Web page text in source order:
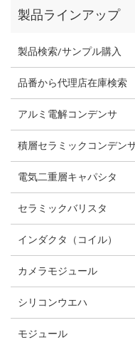
製品ラインアップ
製品検索/サンプル購入
品番から代理店在庫検索
アルミ電解コンデンサ
積層セラミックコンデン
電気二重層キャパシタ
セラミックバリスタ
インダクタ（コイル）
カメラモジュール
シリコンウエハ
モジュール